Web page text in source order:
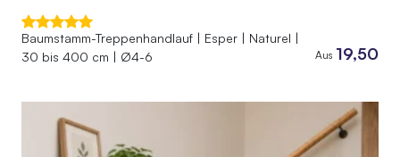
Baumstamm-Treppenhandlauf | Esper | Naturel |
30 bis 400 cm | Ø4-6
Aus 19,50